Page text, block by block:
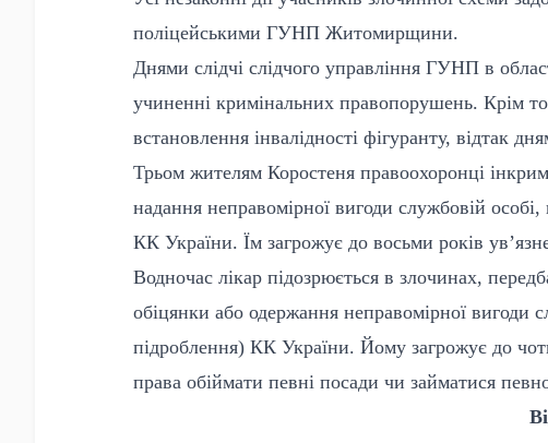
поліцейськими ГУНП Житомирщини.
Днями слідчі слідчого управління ГУНП в
учиненні кримінальних правопорушень. Крім
встановлення інвалідності фігуранту, відтак
Трьом жителям Коростеня правоохоронці
надання неправомірної вигоди службовій
КК України. Їм загрожує до восьми років
Водночас лікар підозрюється в злочинах,
обіцянки або одержання неправомірної
підроблення) КК України. Йому загрожує до
права обіймати певні посади чи займатися